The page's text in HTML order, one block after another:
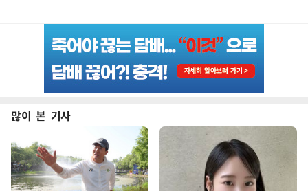
많이 본 기사